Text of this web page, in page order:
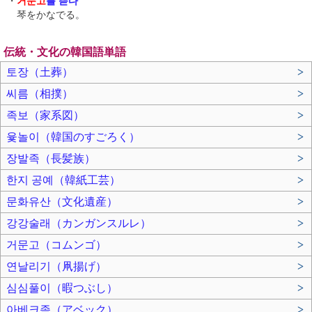
琴をかなでる。
伝統・文化の韓国語単語
토장（土葬）
>
씨름（相撲）
>
족보（家系図）
>
윷놀이（韓国のすごろく）
>
장발족（長髪族）
>
한지 공예（韓紙工芸）
>
문화유산（文化遺産）
>
강강술래（カンガンスルレ）
>
거문고（コムンゴ）
>
연날리기（凧揚げ）
>
심심풀이（暇つぶし）
>
아베크족（アベック）
>